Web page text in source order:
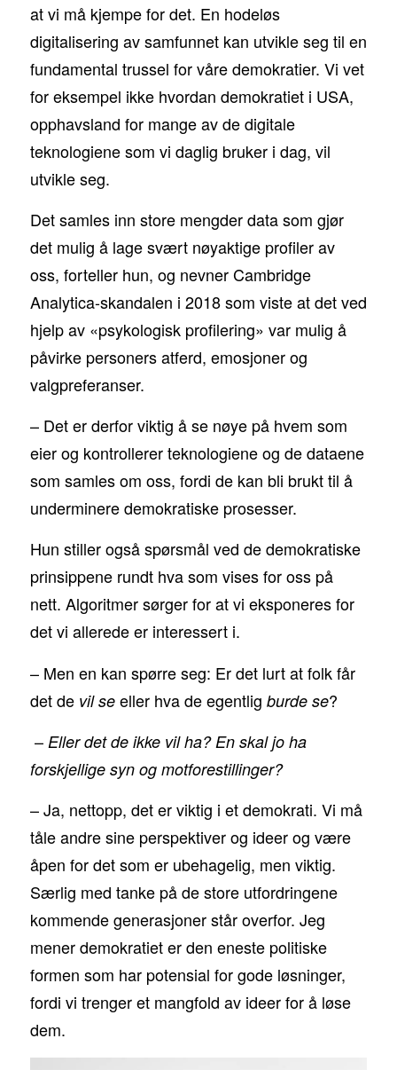
at vi må kjempe for det. En hodeløs
digitalisering av samfunnet kan utvikle seg til en
fundamental trussel for våre demokratier. Vi vet
for eksempel ikke hvordan demokratiet i USA,
opphavsland for mange av de digitale
teknologiene som vi daglig bruker i dag, vil
utvikle seg.
Det samles inn store mengder data som gjør
det mulig å lage svært nøyaktige profiler av
oss, forteller hun, og nevner Cambridge
Analytica-skandalen i 2018 som viste at det ved
hjelp av «psykologisk profilering» var mulig å
påvirke personers atferd, emosjoner og
valgpreferanser.
– Det er derfor viktig å se nøye på hvem som
eier og kontrollerer teknologiene og de dataene
som samles om oss, fordi de kan bli brukt til å
underminere demokratiske prosesser.
Hun stiller også spørsmål ved de demokratiske
prinsippene rundt hva som vises for oss på
nett. Algoritmer sørger for at vi eksponeres for
det vi allerede er interessert i.
– Men en kan spørre seg: Er det lurt at folk får
det de vil seeller hva de egentlig burde se?
– Eller det de ikke vil ha? En skal jo ha
forskjellige syn og motforestillinger?
– Ja, nettopp, det er viktig i et demokrati. Vi må
tåle andre sine perspektiver og ideer og være
åpen for det som er ubehagelig, men viktig.
Særlig med tanke på de store utfordringene
kommende generasjoner står overfor. Jeg
mener demokratiet er den eneste politiske
formen som har potensial for gode løsninger,
fordi vi trenger et mangfold av ideer for å løse
dem.